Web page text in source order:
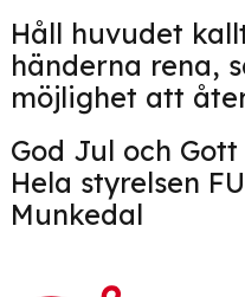
Håll huvudet
händerna rena,
möjlighet att
God Jul och
Hela styrelsen
Munkedal